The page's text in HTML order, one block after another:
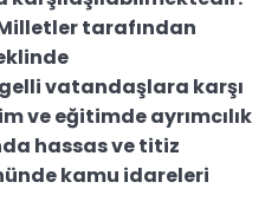
tarafından
vatandaşlara karşı
ve eğitimde ayrımcılık
hassas ve titiz
kamu idareleri